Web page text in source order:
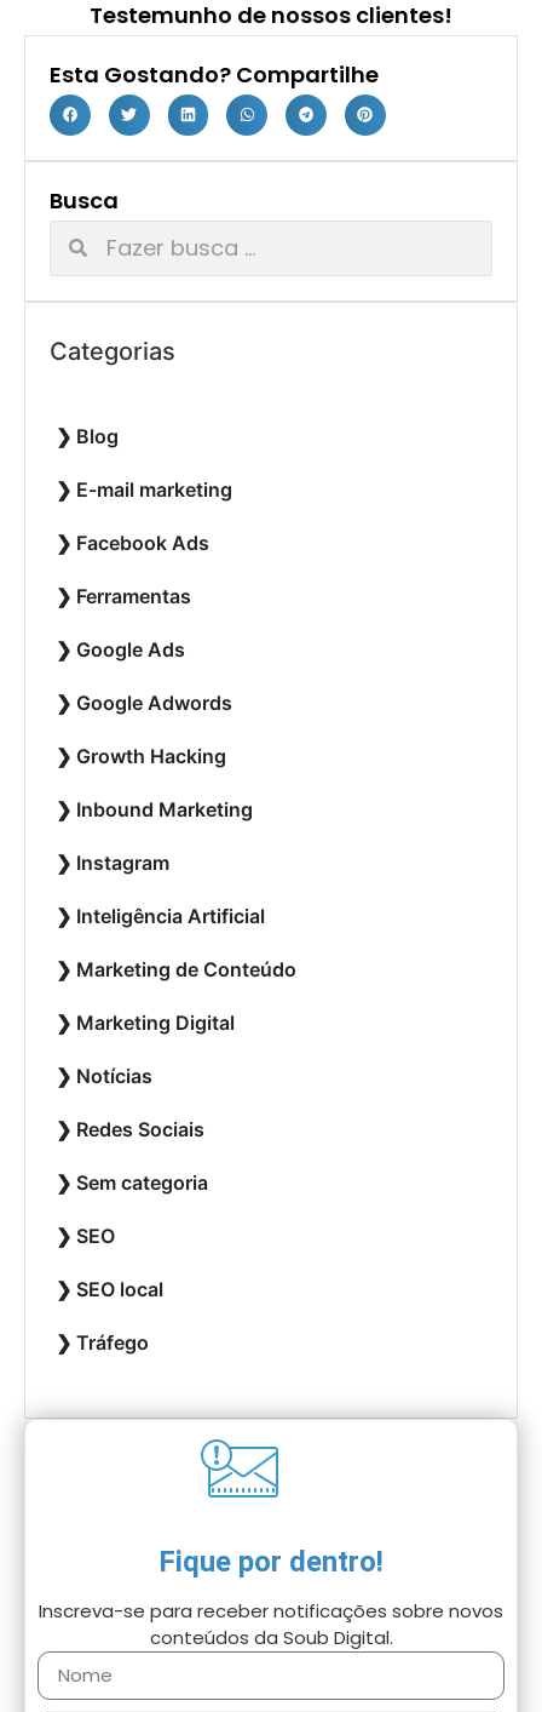
Testemunho de nossos clientes!
Esta Gostando? Compartilhe
Busca
Categorias
Blog
E-mail marketing
Facebook Ads
Ferramentas
Google Ads
Google Adwords
Growth Hacking
Inbound Marketing
Instagram
Inteligência Artificial
Marketing de Conteúdo
Marketing Digital
Notícias
Redes Sociais
Sem categoria
SEO
SEO local
Tráfego
Fique por dentro!
Inscreva-se para receber notificações sobre novos
conteúdos da Soub Digital.